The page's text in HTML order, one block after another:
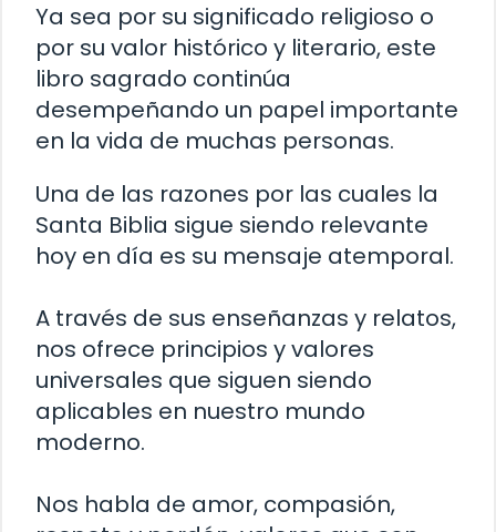
Ya sea por su significado religioso o
por su valor histórico y literario, este
libro sagrado continúa
desempeñando un papel importante
en la vida de muchas personas.
Una de las razones por las cuales la
Santa Biblia sigue siendo relevante
hoy en día es su mensaje atemporal.
A través de sus enseñanzas y relatos,
nos ofrece principios y valores
universales que siguen siendo
aplicables en nuestro mundo
moderno.
Nos habla de amor, compasión,